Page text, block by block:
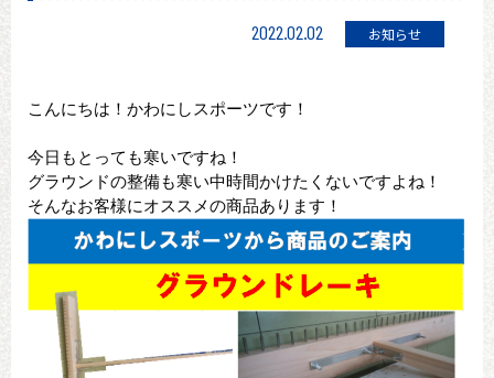
2022.02.02 お知らせ
こんにちは！かわにしスポーツです！
今日もとっても寒いですね！
グラウンドの整備も寒い中時間かけたくないですよね！
そんなお客様にオススメの商品あります！